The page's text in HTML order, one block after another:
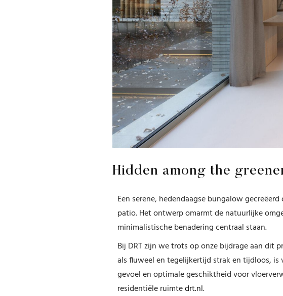
Hidden among the
Een serene, hedendaagse bungalow gecreëerd
patio. Het ontwerp omarmt de natuurlijke
minimalistische benadering centraal staan.
Bij DRT zijn we trots op onze bijdrage aan dit
als fluweel en tegelijkertijd strak en tijdloos, is
gevoel en optimale geschiktheid voor
residentiële ruimtedrt.nl.